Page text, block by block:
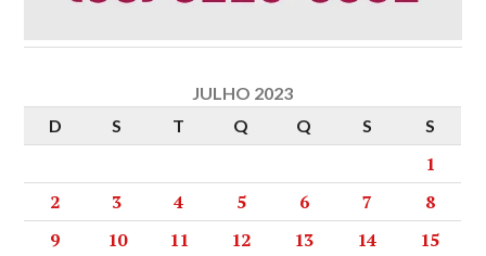
JULHO 2023
D
S T Q Q S S
1
2
3 4 5 6 7
8
9
10 11 12 13 14
15